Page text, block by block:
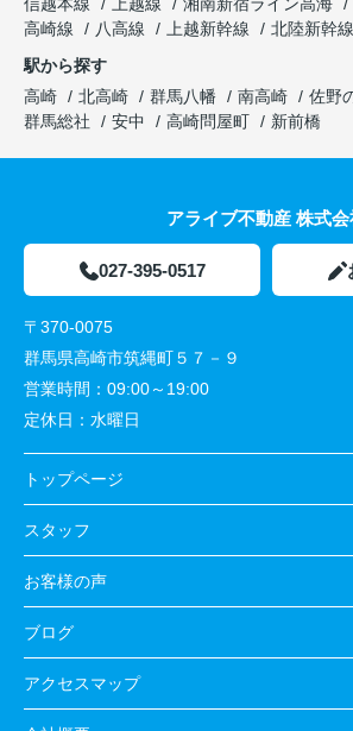
信越本線
上越線 湘南新宿ライン高海
高崎線
八高線 上越新幹線 北陸新幹線
駅から探す
高崎
北高崎 群馬八幡 南高崎 佐野
群馬総社
安中 高崎問屋町 新前橋
アライブ不動産 株式会
027-395-0517
〒370-0075
群馬県高崎市筑縄町５７－９
営業時間： 09:00～19:00
定休日： 水曜日
トップページ
スタッフ
お客様の声
ブログ
アクセスマップ